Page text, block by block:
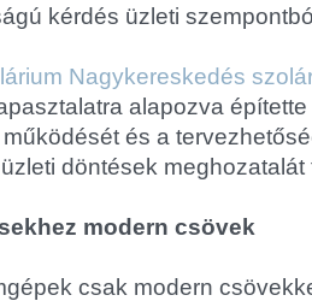
kérdés üzleti
Nagykereskedés
alapozva
és a
döntések meghozatalát
modern csövek
csak modern